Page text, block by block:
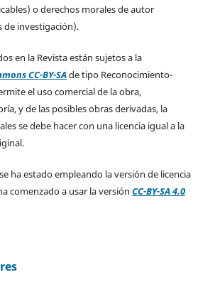
o derechos morales de autor
de investigación).
en la Revista están sujetos a la
CC-BY-SAde tipo Reconocimiento-
el uso comercial de la obra,
y de las posibles obras derivadas, la
se debe hacer con una licencia igual a la
ha estado empleando la versión de licencia
comenzado a usar la versión CC-BY-SA 4.0